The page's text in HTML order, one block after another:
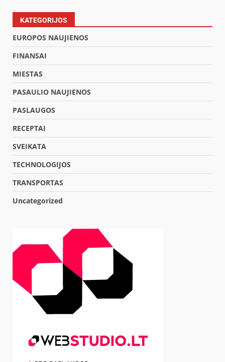
KATEGORIJOS
EUROPOS NAUJIENOS
FINANSAI
MIESTAS
PASAULIO NAUJIENOS
PASLAUGOS
RECEPTAI
SVEIKATA
TECHNOLOGIJOS
TRANSPORTAS
Uncategorized